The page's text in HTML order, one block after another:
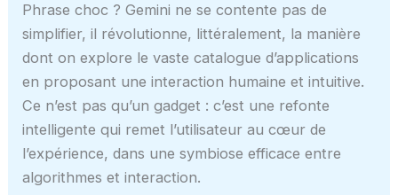
Phrase choc ? Gemini ne se contente pas de
simplifier, il révolutionne, littéralement, la manière
dont on explore le vaste catalogue d’applications
en proposant une interaction humaine et intuitive.
Ce n’est pas qu’un gadget : c’est une refonte
intelligente qui remet l’utilisateur au cœur de
l’expérience, dans une symbiose efficace entre
algorithmes et interaction.